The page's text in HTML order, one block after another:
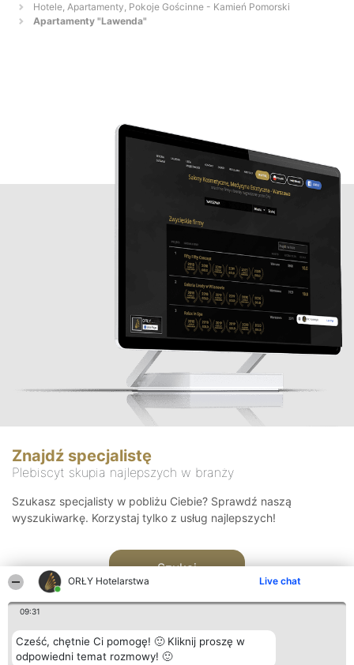
ORŁY Hotelarstwa Live chat
09:31
Cześć, chętnie Ci pomogę! 🙂 Kliknij proszę w
odpowiedni temat rozmowy! 🙂
Hotele, Apartamenty, Pokoje Gościnne - Kamień Pomorski
Apartamenty "Lawenda"
Znajdź specjalistę
Plebiscyt skupia najlepszych w branży
Szukasz specjalisty w pobliżu Ciebie? Sprawdź naszą
wyszukiwarkę. Korzystaj tylko z usług najlepszych!
Szukaj